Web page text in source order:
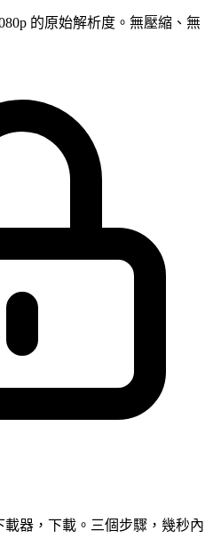
的原始解析度。無壓縮、無
載器，下載。三個步驟，幾秒內